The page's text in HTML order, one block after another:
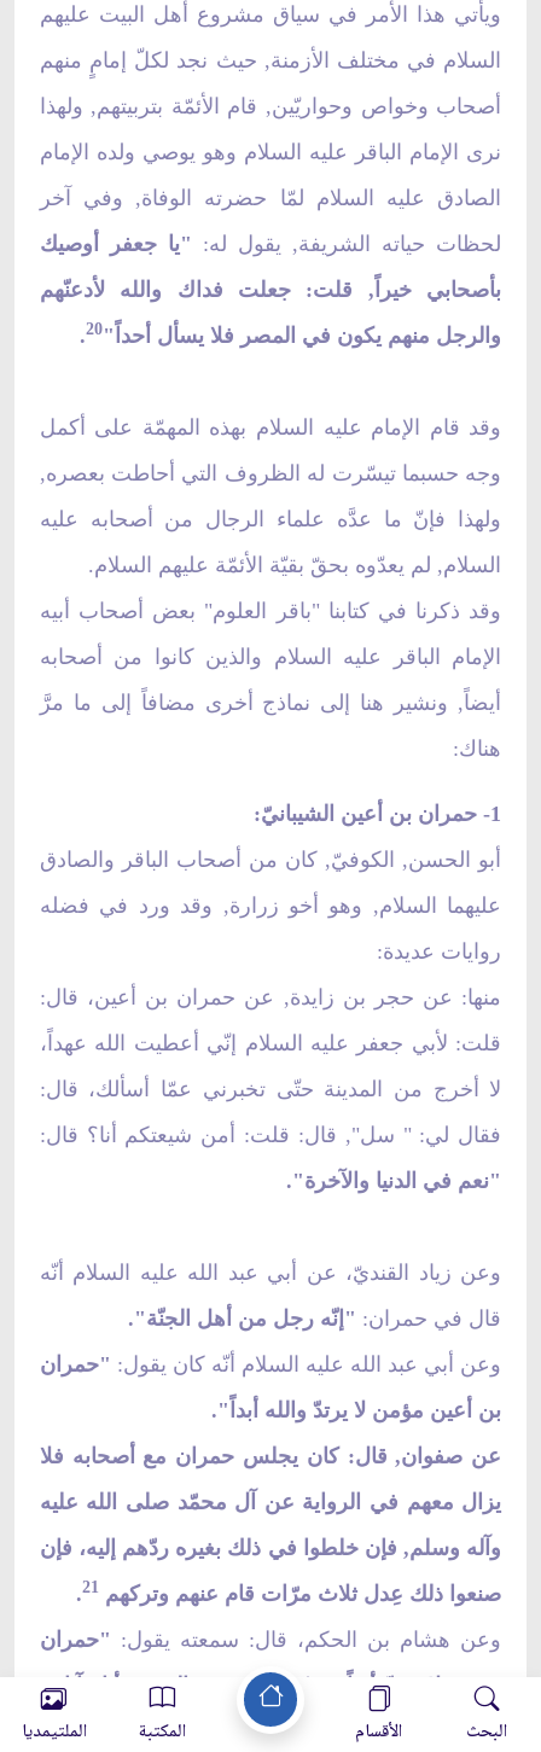
ويأتي هذا الأمر في سياق مشروع أهل البيت عليهم
السلام في مختلف الأزمنة, حيث نجد لكلّ إمامٍ منهم
أصحاب وخواص وحواريّين, قام الأئمّة بتربيتهم, ولهذا
نرى الإمام الباقر عليه السلام وهو يوصي ولده الإمام
الصادق عليه السلام لمّا حضرته الوفاة, وفي آخر
لحظات حياته الشريفة, يقول له: "يا جعفر أوصيك
بأصحابي خيراً, قلت: جعلت فداك والله لأدعنّهم
والرجل منهم يكون في المصر فلا يسأل أحداً"20
.
وقد قام الإمام عليه السلام بهذه المهمّة على أكمل
وجه حسبما تيسّرت له الظروف التي أحاطت بعصره,
ولهذا فإنّ ما عدَّه علماء الرجال من أصحابه عليه
السلام, لم يعدّوه بحقّ بقيّة الأئمّة عليهم السلام.
وقد ذكرنا في كتابنا "باقر العلوم" بعض أصحاب أبيه
الإمام الباقر عليه السلام والذين كانوا من أصحابه
أيضاً, ونشير هنا إلى نماذج أخرى مضافاً إلى ما مرَّ
هناك:
1- حمران بن أعين الشيبانيّ:
أبو الحسن, الكوفيّ, كان من أصحاب الباقر والصادق
عليهما السلام, وهو أخو زرارة, وقد ورد في فضله
روايات عديدة:
منها: عن حجر بن زايدة, عن حمران بن أعين، قال:
قلت: لأبي جعفر عليه السلام إنّي أعطيت الله عهداً،
لا أخرج من المدينة حتّى تخبرني عمّا أسألك، قال:
فقال لي: " سل", قال: قلت: أمن شيعتكم أنا؟ قال:
"نعم في الدنيا والآخرة".
وعن زياد القنديّ، عن أبي عبد الله عليه السلام أنّه
قال في حمران: "إنّه رجل من أهل الجنّة".
وعن أبي عبد الله عليه السلام أنّه كان يقول: "حمران
بن أعين مؤمن لا يرتدّ والله أبداً".
عن صفوان, قال: كان يجلس حمران مع أصحابه فلا
يزال معهم في الرواية عن آل محمّد صلى الله عليه
وآله وسلم, فإن خلطوا في ذلك بغيره ردّهم إليه، فإن
صنعوا ذلك عِدل ثلاث مرّات قام عنهم وتركهم 21
.
وعن هشام بن الحكم، قال: سمعته يقول: "حمران
مؤمن لا يرتدّ أبداً"، ثمّ قال: "نِعم الشفيع أنا وآبائي
لحمران بن أعين يوم القيامة، نأخذ بيده ولا نزايله
البحث الأقسام المكتبة الملتيمديا